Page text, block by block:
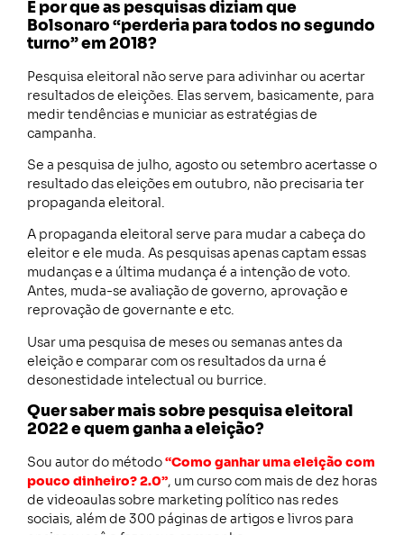
E por que as pesquisas diziam que
Bolsonaro “perderia para todos no segundo
turno” em 2018?
Pesquisa eleitoral não serve para adivinhar ou acertar
resultados de eleições. Elas servem, basicamente, para
medir tendências e municiar as estratégias de
campanha.
Se a pesquisa de julho, agosto ou setembro acertasse o
resultado das eleições em outubro, não precisaria ter
propaganda eleitoral.
A propaganda eleitoral serve para mudar a cabeça do
eleitor e ele muda. As pesquisas apenas captam essas
mudanças e a última mudança é a intenção de voto.
Antes, muda-se avaliação de governo, aprovação e
reprovação de governante e etc.
Usar uma pesquisa de meses ou semanas antes da
eleição e comparar com os resultados da urna é
desonestidade intelectual ou burrice.
Quer saber mais sobre pesquisa eleitoral
2022 e quem ganha a eleição?
Sou autor do método“Como ganhar uma eleição com
pouco dinheiro? 2.0”, um curso com mais de dez horas
de videoaulas sobre marketing político nas redes
sociais, além de 300 páginas de artigos e livros para